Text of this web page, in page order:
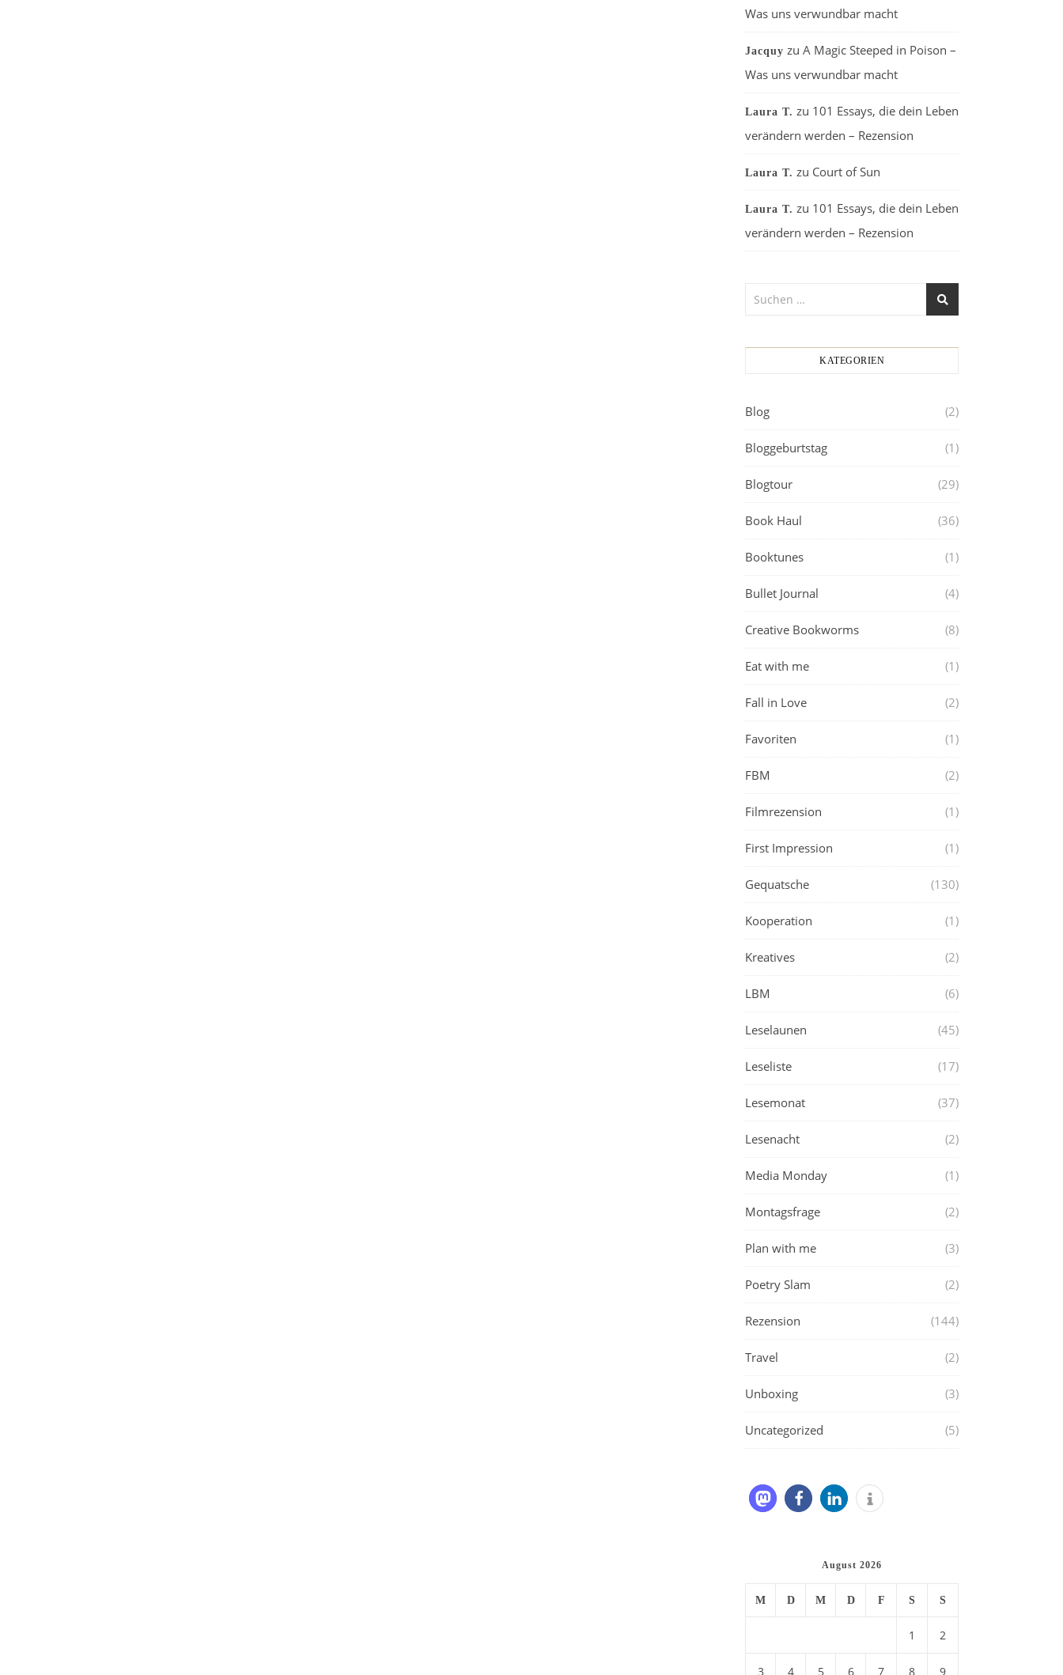
Was uns verwundbar macht
Jacquy zu A Magic Steeped in Poison –
Was uns verwundbar macht
Laura T. zu 101 Essays, die dein Leben
verändern werden – Rezension
Laura T. zu Court of Sun
Laura T. zu 101 Essays, die dein Leben
verändern werden – Rezension
KATEGORIEN
Blog (2)
Bloggeburtstag (1)
Blogtour (29)
Book Haul (36)
Booktunes (1)
Bullet Journal (4)
Creative Bookworms (8)
Eat with me (1)
Fall in Love (2)
Favoriten (1)
FBM (2)
Filmrezension (1)
First Impression (1)
Gequatsche (130)
Kooperation (1)
Kreatives (2)
LBM (6)
Leselaunen (45)
Leseliste (17)
Lesemonat (37)
Lesenacht (2)
Media Monday (1)
Montagsfrage (2)
Plan with me (3)
Poetry Slam (2)
Rezension (144)
Travel (2)
Unboxing (3)
Uncategorized (5)
August 2026
M D M D F S S
1 2
3 4 5 6 7 8 9